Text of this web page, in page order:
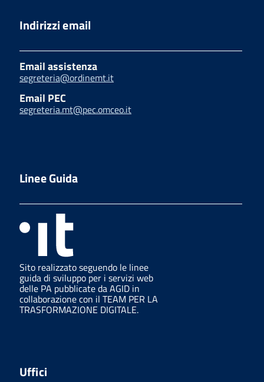
Indirizzi email
Email assistenza
segreteria@ordinemt.it
Email PEC
segreteria.mt@pec.omceo.it
Linee Guida
Sito realizzato seguendo le linee
guida di sviluppo per i servizi web
delle PA pubblicate da AGID in
collaborazione con il TEAM PER LA
TRASFORMAZIONE DIGITALE.
Uffici